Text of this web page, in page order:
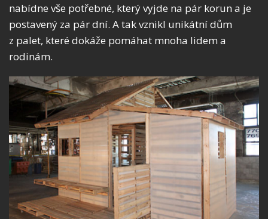
nabídne vše potřebné, který vyjde na pár korun a je
postavený za pár dní. A tak vznikl unikátní dům
z palet, které dokáže pomáhat mnoha lidem a
rodinám.